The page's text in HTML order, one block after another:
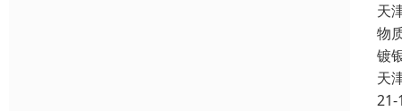
天
物
镀
天
21-